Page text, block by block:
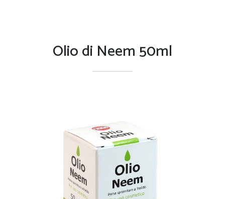
Olio di Neem 50ml